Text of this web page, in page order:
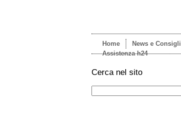
Home News e Consigli
Assistenza h24
Cerca nel sito